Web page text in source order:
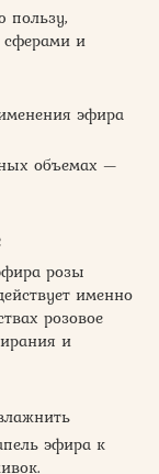
пользу,
сферами и
эфира
объемах —
розы
именно
розовое
и
эфира к